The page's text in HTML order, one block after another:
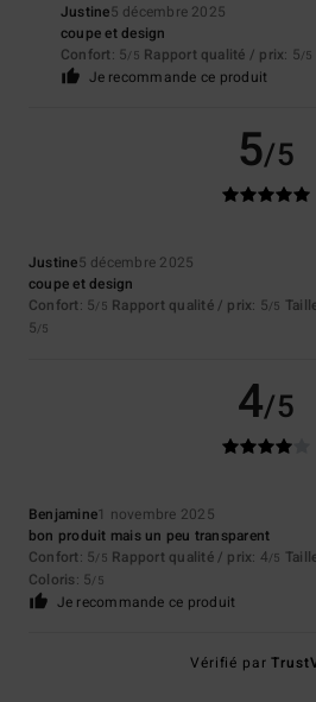
Justine5 décembre 2025
coupe et design
Confort: 5/5 Rapport qualité / prix: 5/5
Je recommande ce produit
5/5
Justine5 décembre 2025
coupe et design
Confort: 5/5 Rapport qualité / prix: 5/5
5/5
4/5
Benjamine1 novembre 2025
bon produit mais un peu transparent
Confort: 5/5 Rapport qualité / prix: 4/5
Coloris: 5/5
Je recommande ce produit
Vérifié par